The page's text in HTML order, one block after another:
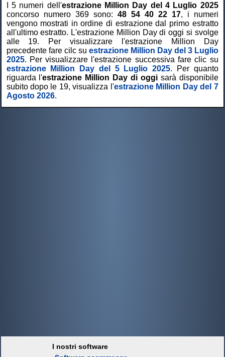
I 5 numeri dell'estrazione Million Day del 4 Luglio 2025
concorso numero 369 sono: 48 54 40 22 17, i numeri
vengono mostrati in ordine di estrazione dal primo estratto
all'ultimo estratto. L'estrazione Million Day di oggi si svolge
alle 19. Per visualizzare l'estrazione Million Day
precedente fare cilc su estrazione Million Day del 3 Luglio
2025. Per visualizzare l'estrazione successiva fare clic su
estrazione Million Day del 5 Luglio 2025. Per quanto
riguarda l'estrazione Million Day di oggisarà disponibile
subito dopo le 19, visualizza l'estrazione Million Day del 7
Agosto 2026.
I nostri software